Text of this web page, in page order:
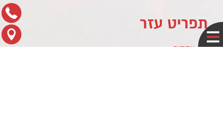
תפריט עזר
לוח עסקים